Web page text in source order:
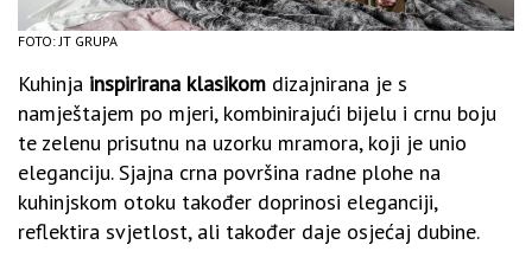
FOTO: JT GRUPA
Kuhinja inspirirana klasikom dizajnirana je s
namještajem po mjeri, kombinirajući bijelu i crnu boju
te zelenu prisutnu na uzorku mramora, koji je unio
eleganciju. Sjajna crna površina radne plohe na
kuhinjskom otoku također doprinosi eleganciji,
reflektira svjetlost, ali također daje osjećaj dubine.